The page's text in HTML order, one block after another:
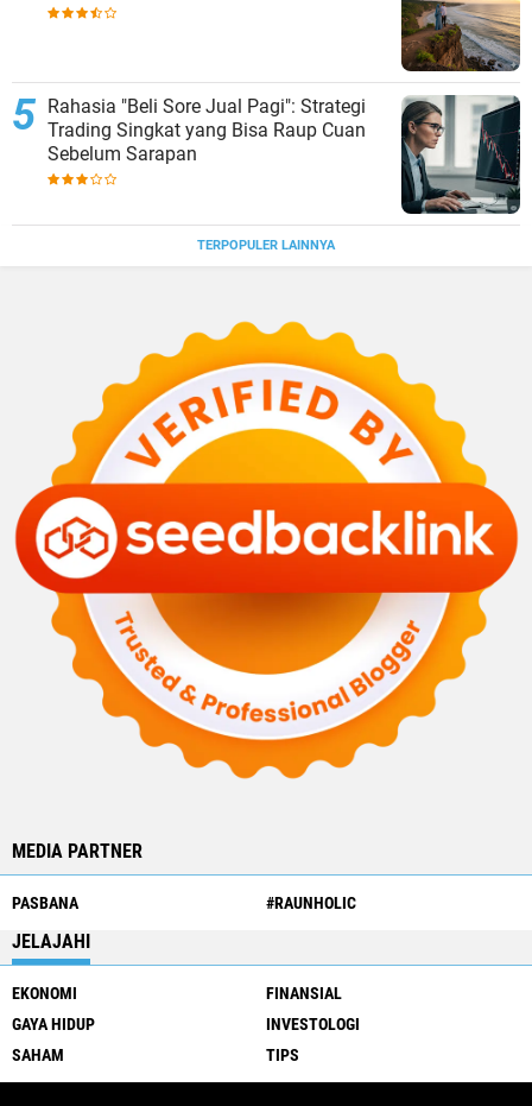
Rahasia "Beli Sore Jual Pagi": Strategi
Trading Singkat yang Bisa Raup Cuan
Sebelum Sarapan
TERPOPULER LAINNYA
MEDIA PARTNER
PASBANA #RAUNHOLIC
JELAJAHI
EKONOMI
FINANSIAL
GAYA HIDUP
INVESTOLOGI
SAHAM
TIPS